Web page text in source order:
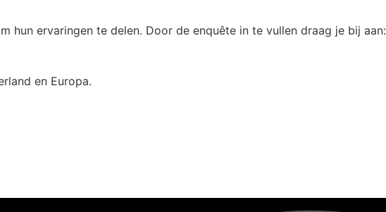
hun ervaringen te delen. Door de enquête in te vullen draag je bij aan:
en Europa.